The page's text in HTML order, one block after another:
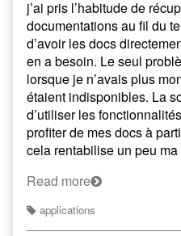
j’ai pris l’habitude de
documentations au fil du
d’avoir les docs
en a besoin. Le seul
lorsque je n’avais plus
étaient indisponibles. La
d’utiliser les
profiter de mes docs à
cela rentabilise un peu
Read more
applications